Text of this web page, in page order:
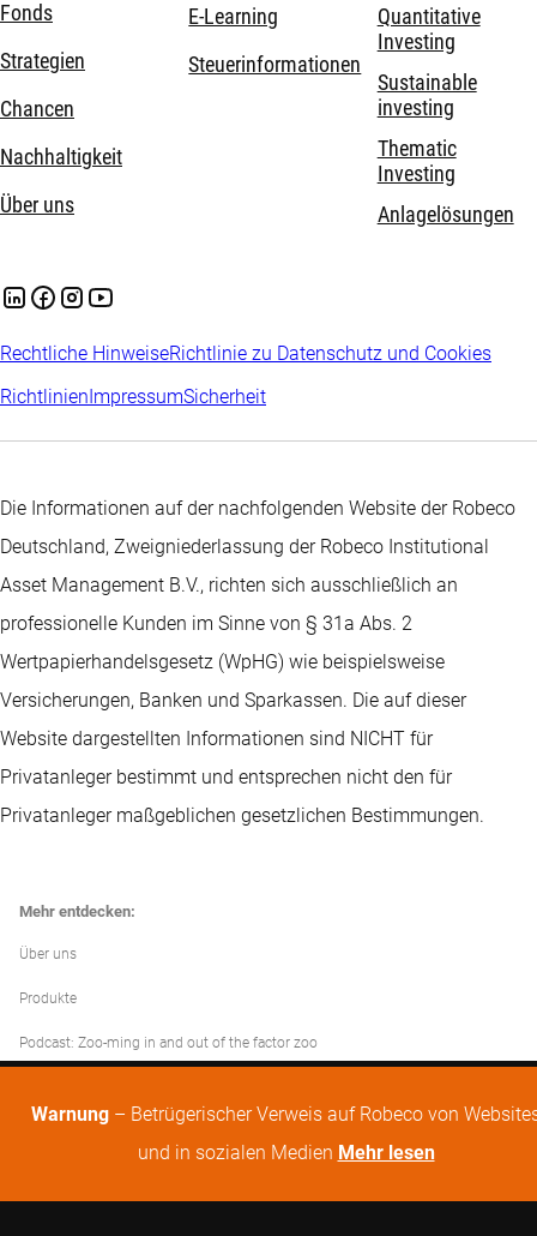
Fonds
Strategien
Chancen
Nachhaltigkeit
Über uns
E-Learning
Steuerinformationen
Quantitative
Investing
Sustainable
investing
Thematic
Investing
Anlagelösungen
Rechtliche HinweiseRichtlinie zu Datenschutz und Cookies
RichtlinienImpressumSicherheit
Die Informationen auf der nachfolgenden Website der Robeco
Deutschland, Zweigniederlassung der Robeco Institutional
Asset Management B.V., richten sich ausschließlich an
professionelle Kunden im Sinne von § 31a Abs. 2
Wertpapierhandelsgesetz (WpHG) wie beispielsweise
Versicherungen, Banken und Sparkassen. Die auf dieser
Website dargestellten Informationen sind NICHT für
Privatanleger bestimmt und entsprechen nicht den für
Privatanleger maßgeblichen gesetzlichen Bestimmungen.
Mehr entdecken:
Über uns
Produkte
Podcast: Zoo-ming in and out of the factor zoo
Warnung – Betrügerischer Verweis auf Robeco von
und in sozialen Medien Mehr lesen